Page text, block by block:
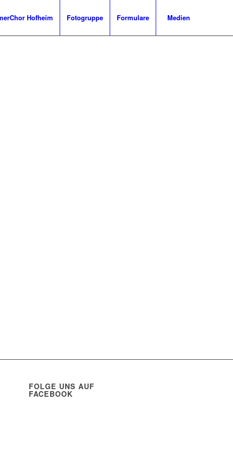
Hofheim Fotogruppe Formulare Medien
FOLGE UNS AUF
FACEBOOK